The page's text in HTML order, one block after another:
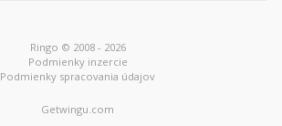
Ringo © 2008 - 2026
Podmienky inzercie
Podmienky spracovania údajov
Getwingu.com